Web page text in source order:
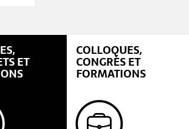
ET
COLLOQUES,
CONGRÈS ET
FORMATIONS